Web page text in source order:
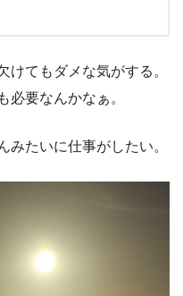
けてもダメな気がする。
必要なんかなぁ。
みたいに仕事がしたい。